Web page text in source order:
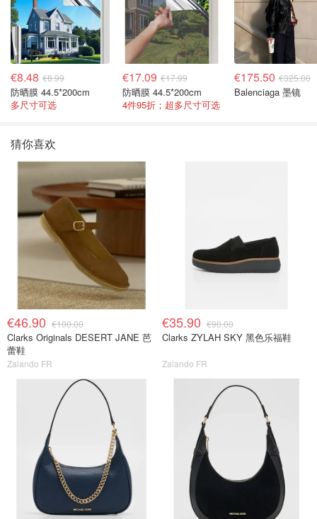
€8.48 €8.99
防晒膜 44.5*200cm
多尺寸可选
€17.09 €17.99
防晒膜 44.5*200cm
4件95折；超多尺寸可选
€175.50 €325.00
Balenciaga 墨镜
猜你喜欢
€46.90 €100.00
Clarks Originals DESERT JANE 芭
蕾鞋
Zalando FR
€35.90 €90.00
Clarks ZYLAH SKY 黑色乐福鞋
Zalando FR